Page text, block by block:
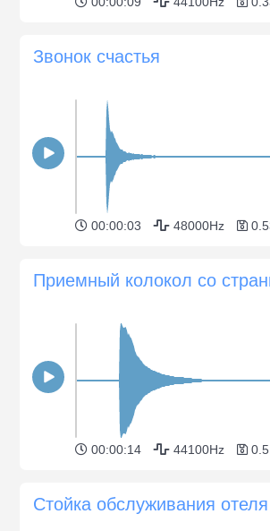
Звонок счастья
00:00:03 48000Hz
00:00:14 44100Hz
Стойка обслуживания